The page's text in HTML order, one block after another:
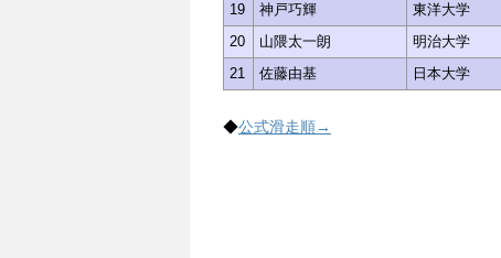
19
神戸巧輝 東洋大学
20
山隈太一朗 明治大学
21
佐藤由基 日本大学
◆公式滑走順→